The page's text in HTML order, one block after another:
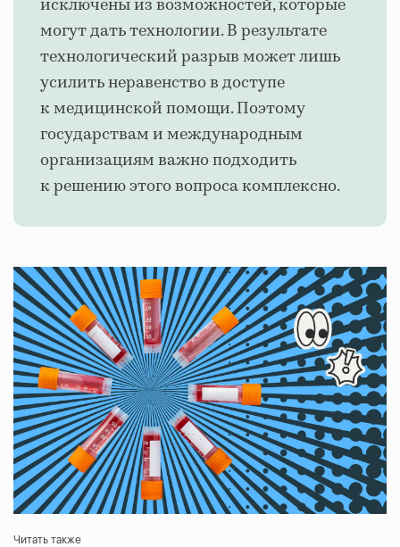
исключены из возможностей, которые
могут дать технологии. В результате
технологический разрыв может лишь
усилить неравенство в доступе
к медицинской помощи. Поэтому
государствам и международным
организациям важно подходить
к решению этого вопроса комплексно.
Читать также